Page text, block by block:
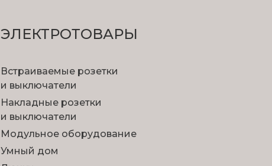
ЭЛЕКТРОТОВАРЫ
Встраиваемые розетки
и выключатели
Накладные розетки
и выключатели
Модульное оборудование
Умный дом